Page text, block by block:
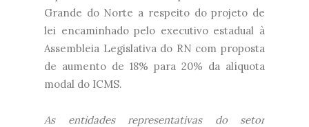
Grande do Norte a respeito do projeto de
lei encaminhado pelo executivo estadual à
Assembleia Legislativa do RN com proposta
de aumento de 18% para 20% da alíquota
modal do ICMS.
As entidades representativas do setor